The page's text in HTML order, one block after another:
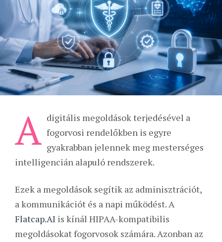
A digitális megoldások terjedésével a
fogorvosi rendelőkben is egyre
gyakrabban jelennek meg mesterséges
intelligencián alapuló rendszerek.
Ezek a megoldások segítik az adminisztrációt,
a kommunikációt és a napi működést. A
Flatcap.AI is kínál HIPAA-kompatibilis
megoldásokat fogorvosok számára. Azonban az